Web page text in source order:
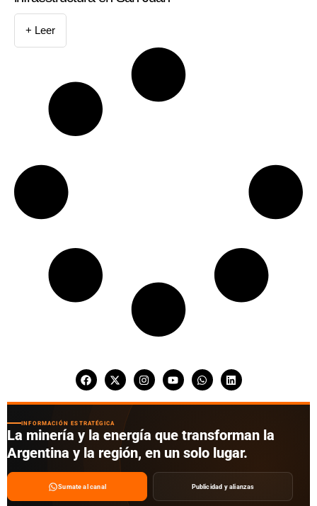
+ Leer
INFORMACIÓN ESTRATÉGICA
La minería y la energía que transforman la
Argentina y la región, en un solo lugar.
Sumate al canal Publicidad y alianzas